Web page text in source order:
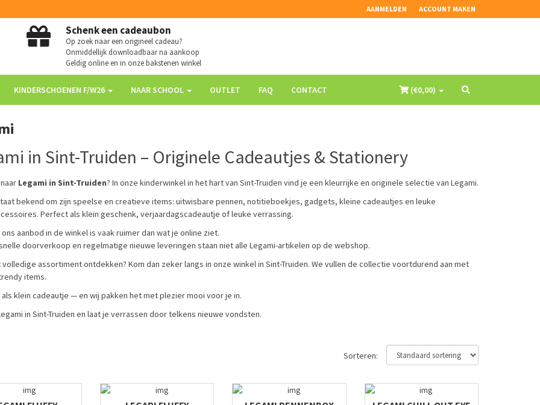
AANMELDEN ACCOUNT MAKEN
Schenk een cadeaubon
Op zoek naar een origineel cadeau?
Onmiddellijk downloadbaar na aankoop
Geldig online en in onze bakstenen winkel
KINDERSCHOENEN F/W26 NAAR SCHOOL OUTLET FAQ CONTACT (€0,00)
in Sint-Truiden – Originele Cadeautjes & Stationery
Legami in Sint-Truiden? In onze kinderwinkel in het hart van Sint-Truiden vind je een kleurrijke en originele selectie van Legami.
bekend om zijn speelse en creatieve items: uitwisbare pennen, notitieboekjes, gadgets, kleine cadeautjes en leuke
Perfect als klein geschenk, verjaardagscadeautje of leuke verrassing.
ons aanbod in de winkel is vaak ruimer dan wat je online ziet.
doorverkoop en regelmatige nieuwe leveringen staan niet alle Legami-artikelen op de webshop.
volledige assortiment ontdekken? Kom dan zeker langs in onze winkel in Sint-Truiden. We vullen de collectie voortdurend aan met
items.
als klein cadeautje — en wij pakken het met plezier mooi voor je in.
in Sint-Truiden en laat je verrassen door telkens nieuwe vondsten.
Sorteren: